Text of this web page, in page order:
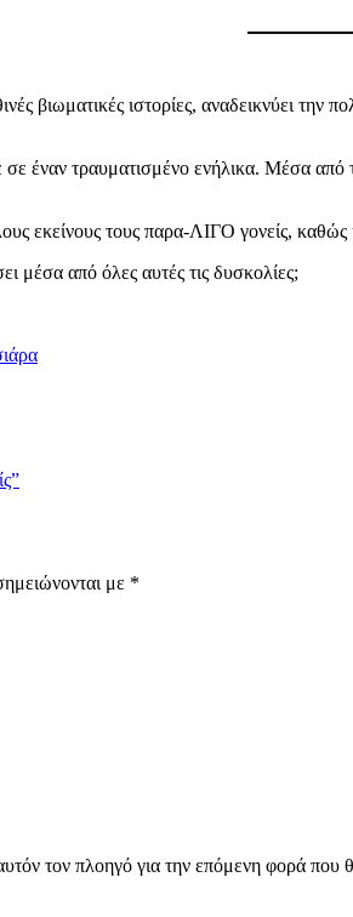
βιωματικές ιστορίες, αναδεικνύει την
σε έναν τραυματισμένο ενήλικα. Μέσα
εκείνους τους παρα-ΛΙΓΟ γονείς,
μέσα από όλες αυτές τις δυσκολίες;
με *
τον πλοηγό για την επόμενη φορά που